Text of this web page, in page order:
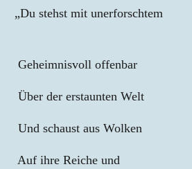
mit unerforschtem
offenbar
Welt
aus Wolken
und